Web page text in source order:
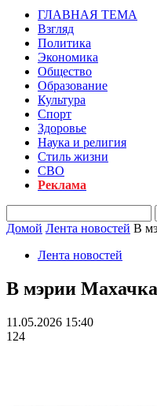
ГЛАВНАЯ ТЕМА
Взгляд
Политика
Экономика
Общество
Образование
Культура
Спорт
Здоровье
Наука и религия
Стиль жизни
СВО
Реклама
Домой Лента новостей В
Лента новостей
В мэрии
11.05.2026 15:40
124